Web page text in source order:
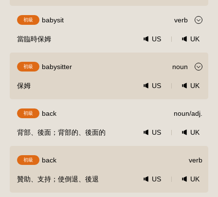
初級 babysit verb
當臨時保姆 US UK
初級 babysitter noun
保姆 US UK
初級 back noun/adj.
背部、後面；背部的、後面的 US UK
初級 back verb
贊助、支持；使倒退、後退 US UK